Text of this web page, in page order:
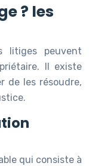
? les
litiges peuvent
Il existe
de les résoudre,
qui consiste à